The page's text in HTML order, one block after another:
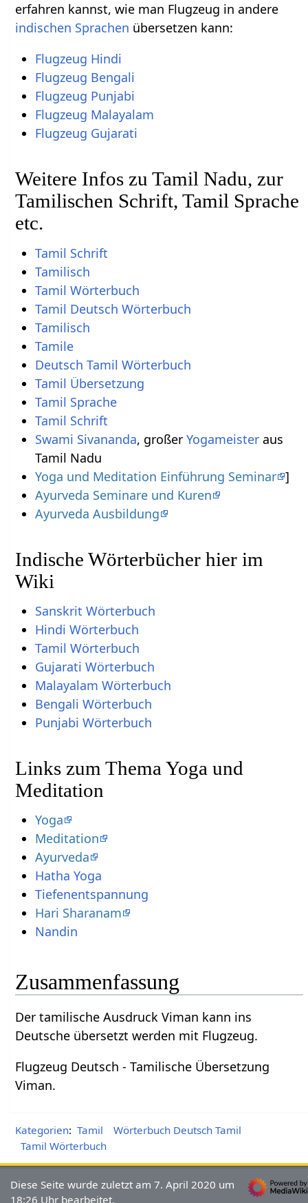
erfahren kannst, wie man Flugzeug in andere
indischen Sprachen übersetzen kann:
Flugzeug Hindi
Flugzeug Bengali
Flugzeug Punjabi
Flugzeug Malayalam
Flugzeug Gujarati
Weitere Infos zu Tamil Nadu, zur
Tamilischen Schrift, Tamil Sprache
etc.
Tamil Schrift
Tamilisch
Tamil Wörterbuch
Tamil Deutsch Wörterbuch
Tamilisch
Tamile
Deutsch Tamil Wörterbuch
Tamil Übersetzung
Tamil Sprache
Tamil Schrift
Swami Sivananda, großer Yogameisteraus
Tamil Nadu
Yoga und Meditation Einführung Seminar ]
Ayurveda Seminare und Kuren
Ayurveda Ausbildung
Indische Wörterbücher hier im
Wiki
Sanskrit Wörterbuch
Hindi Wörterbuch
Tamil Wörterbuch
Gujarati Wörterbuch
Malayalam Wörterbuch
Bengali Wörterbuch
Punjabi Wörterbuch
Links zum Thema Yoga und
Meditation
Yoga
Meditation
Ayurveda
Hatha Yoga
Tiefenentspannung
Hari Sharanam
Nandin
Zusammenfassung
Der tamilische Ausdruck Viman kann ins
Deutsche übersetzt werden mit Flugzeug.
Flugzeug Deutsch - Tamilische Übersetzung
Viman.
Kategorien: Tamil
Wörterbuch Deutsch Tamil
Tamil Wörterbuch
Diese Seite wurde zuletzt am 7. April 2020 um
18:26 Uhr bearbeitet.